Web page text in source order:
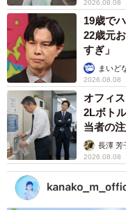
2026.08.08
19歳で
22歳元
すぎ」
まいど
2026.08.08
オフィ
2Lボト
当者の
説】長澤 芳
2026.08.08